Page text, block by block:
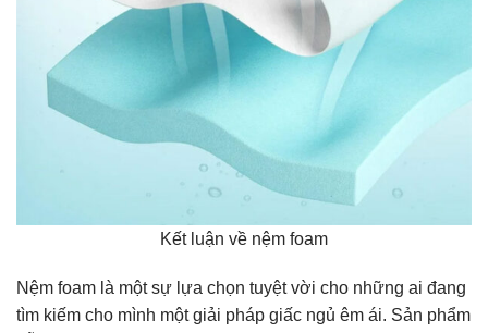
Kết luận về nệm foam
Nệm foam là một sự lựa chọn tuyệt vời cho những ai đang
tìm kiếm cho mình một giải pháp giấc ngủ êm ái. Sản phẩm